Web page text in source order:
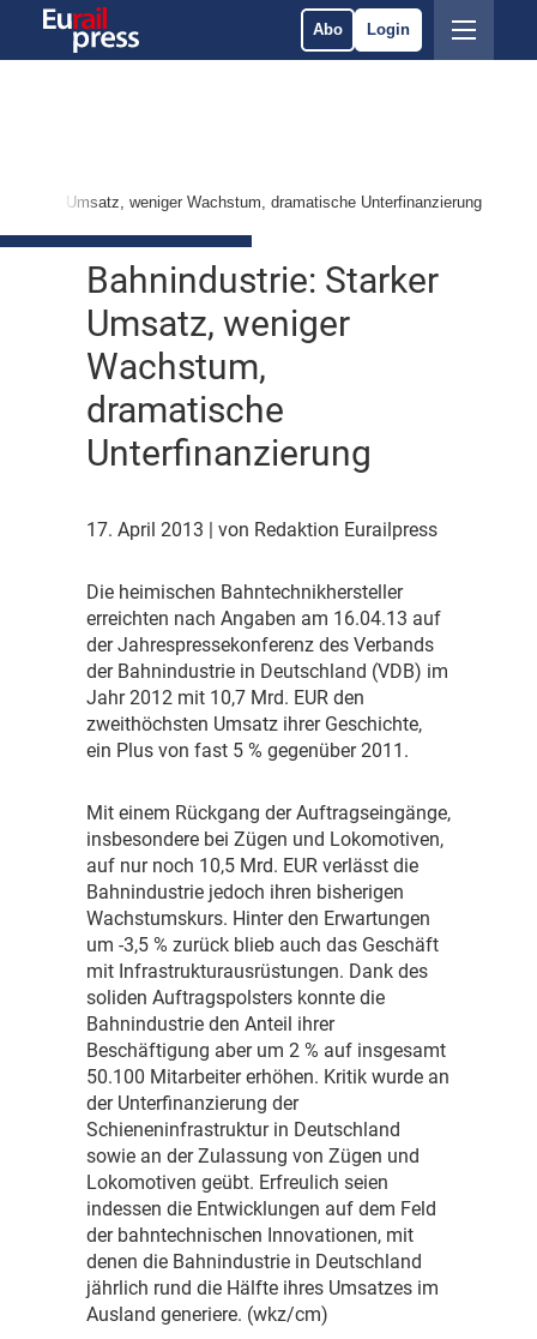
Abo Login
Starker Umsatz, weniger Wachstum, dramatische Unterfinanzierung
Bahnindustrie: Starker
Umsatz, weniger
Wachstum,
dramatische
Unterfinanzierung
17. April 2013 | von Redaktion Eurailpress
Die heimischen Bahntechnikhersteller
erreichten nach Angaben am 16.04.13 auf
der Jahrespressekonferenz des Verbands
der Bahnindustrie in Deutschland (VDB) im
Jahr 2012 mit 10,7 Mrd. EUR den
zweithöchsten Umsatz ihrer Geschichte,
ein Plus von fast 5 % gegenüber 2011.
Mit einem Rückgang der Auftragseingänge,
insbesondere bei Zügen und Lokomotiven,
auf nur noch 10,5 Mrd. EUR verlässt die
Bahnindustrie jedoch ihren bisherigen
Wachstumskurs. Hinter den Erwartungen
um -3,5 % zurück blieb auch das Geschäft
mit Infrastrukturausrüstungen. Dank des
soliden Auftragspolsters konnte die
Bahnindustrie den Anteil ihrer
Beschäftigung aber um 2 % auf insgesamt
50.100 Mitarbeiter erhöhen. Kritik wurde an
der Unterfinanzierung der
Schieneninfrastruktur in Deutschland
sowie an der Zulassung von Zügen und
Lokomotiven geübt. Erfreulich seien
indessen die Entwicklungen auf dem Feld
der bahntechnischen Innovationen, mit
denen die Bahnindustrie in Deutschland
jährlich rund die Hälfte ihres Umsatzes im
Ausland generiere. (wkz/cm)